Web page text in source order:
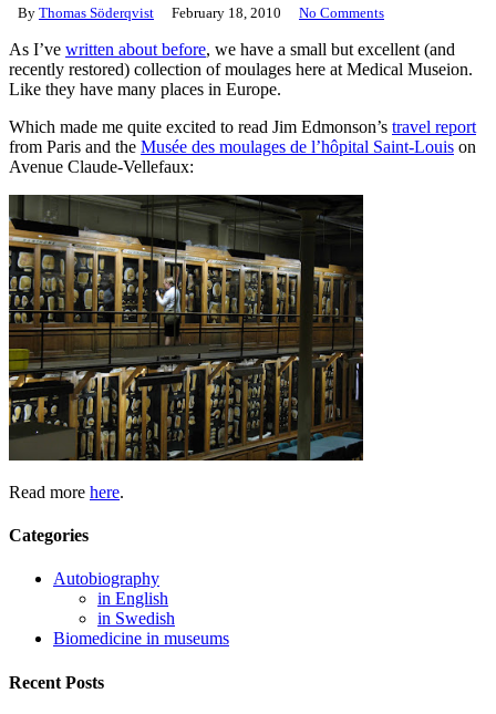
By Thomas Söderqvist February 18, 2010 No Comments
As I’ve written about before, we have a small but excellent (and
recently restored) collection of moulages here at Medical Museion.
Like they have many places in Europe.
Which made me quite excited to read Jim Edmonson’s travel report
from Paris and the Musée des moulages de l’hôpital Saint-Louis on
Avenue Claude-Vellefaux:
Read more here.
Categories
Autobiography
in English
in Swedish
Biomedicine in museums
Recent Posts